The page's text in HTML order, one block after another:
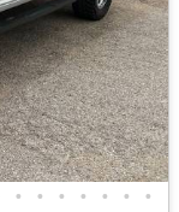
• • • • • • •